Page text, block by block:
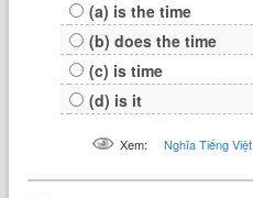
(a) is the time
(b) does the time
(c) is time
(d) is it
Xem: Nghĩa Tiếng Việt